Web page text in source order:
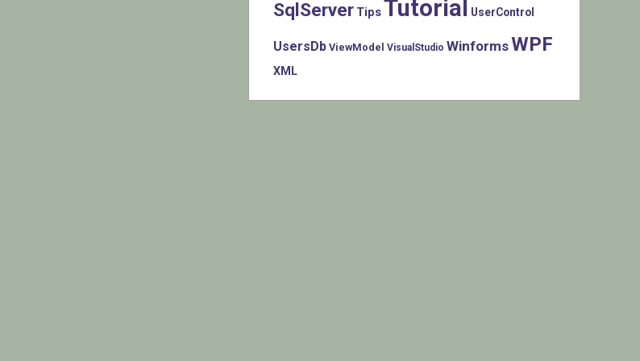
SqlServer TipsTutorial UserControl
UsersDb ViewModel VisualStudio WinformsWPF
XML